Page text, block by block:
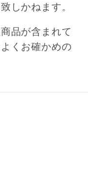
しかねます。
品が含まれて
くお確かめの